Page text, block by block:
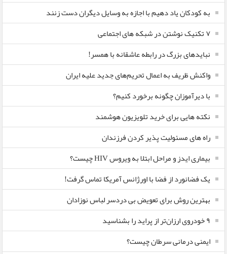
به کودکان یاد دهیم با اجازه به وسایل دیگران دست زنند
۷ تکنیک نوشتن در شبکه های اجتماعی
نبایدهای بزرگ در رابطه عاشقانه با همسر!
واکنش ظریف به اعمال تحریم‌های جدید علیه ایران
با دیرآموزان چگونه برخورد کنیم؟
نکته هایی برای خرید تلویزیون هوشمند
راه های مسئولیت پذیر کردن فرزندان
بیماری ایدز و مراحل ابتلا به ویروس HIV چیست؟
یک فضانورد از فضا با اورژانس آمریکا تماس گرفت!
بهترین روش برای تعویض بی دردسر لباس نوزادان
٩ خودروی ارزان‌تر از پراید را بشناسید
ایمنی درمانی سرطان چیست؟